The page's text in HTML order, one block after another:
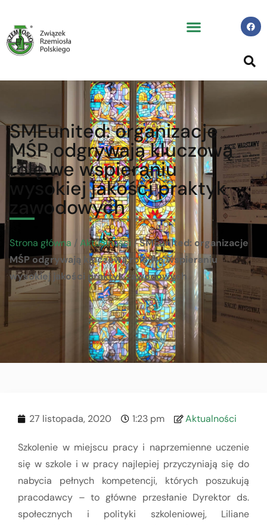
SMEunited: organizacje
MŚP odgrywają kluczową
rolę we wspieraniu
wysokiej jakości praktyk
zawodowych
Strona główna / Aktualności /SMEunited: organizacje
MŚP odgrywają kluczową rolę we wspieraniu
wysokiej jakości praktyk zawodowych
27 listopada, 2020 1:23 pm Aktualności
Szkolenie w miejscu pracy i naprzemienne uczenie
się w szkole i w pracy najlepiej przyczyniają się do
nabycia pełnych kompetencji, których poszukują
pracodawcy – to główne przesłanie Dyrektor ds.
społecznych i polityki szkoleniowej, Liliane